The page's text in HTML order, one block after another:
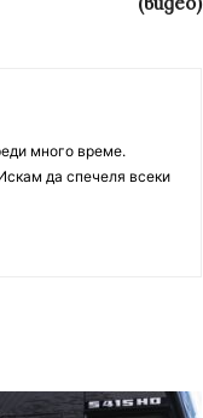
много време.
да спечеля всеки